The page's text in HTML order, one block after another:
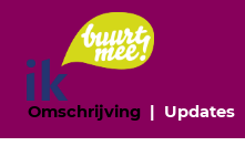
Omschrijving(huidige
Updates